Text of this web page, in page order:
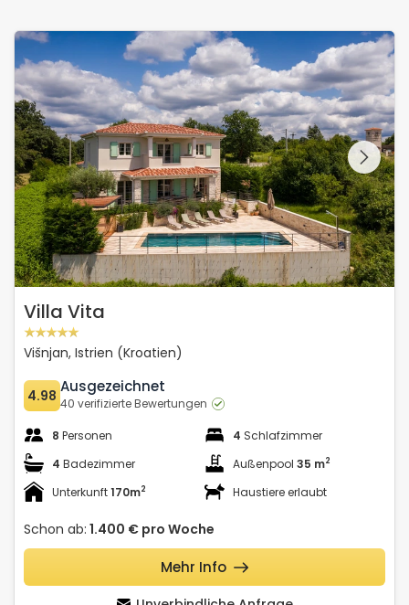
Villa Vita
Schauen Sie sich die
gesamte Galerie
Villa Vita
Višnjan, Istrien (Kroatien)
4.98 Ausgezeichnet
40 verifizierte Bewertungen
8 Personen 4 Schlafzimmer
4 Badezimmer Außenpool 35 m2
Unterkunft170m2 Haustiere erlaubt
Schon ab: 1.400 € pro Woche
Mehr Info